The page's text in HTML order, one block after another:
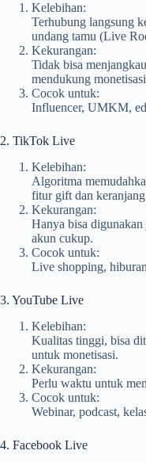
Kelebihan:
Terhubung langsung
undang tamu (Live
Kekurangan:
Tidak bisa
mendukung
Cocok untuk:
Influencer, UMKM,
2. TikTok Live
Kelebihan:
Algoritma
fitur gift dan
Kekurangan:
Hanya bisa
akun cukup.
Cocok untuk:
Live shopping,
3. YouTube Live
Kelebihan:
Kualitas tinggi, bisa
untuk monetisasi.
Kekurangan:
Perlu waktu untuk
Cocok untuk:
Webinar, podcast,
4. Facebook Live